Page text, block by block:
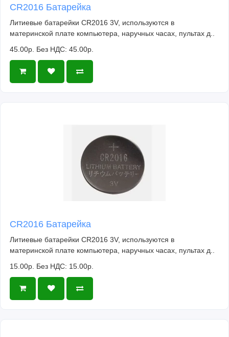
CR2016 Батарейка
Литиевые батарейки CR2016 3V, используются в
материнской плате компьютера, наручных часах, пультах д..
45.00р. Без НДС: 45.00р.
CR2016 Батарейка
Литиевые батарейки CR2016 3V, используются в
материнской плате компьютера, наручных часах, пультах д..
15.00р. Без НДС: 15.00р.